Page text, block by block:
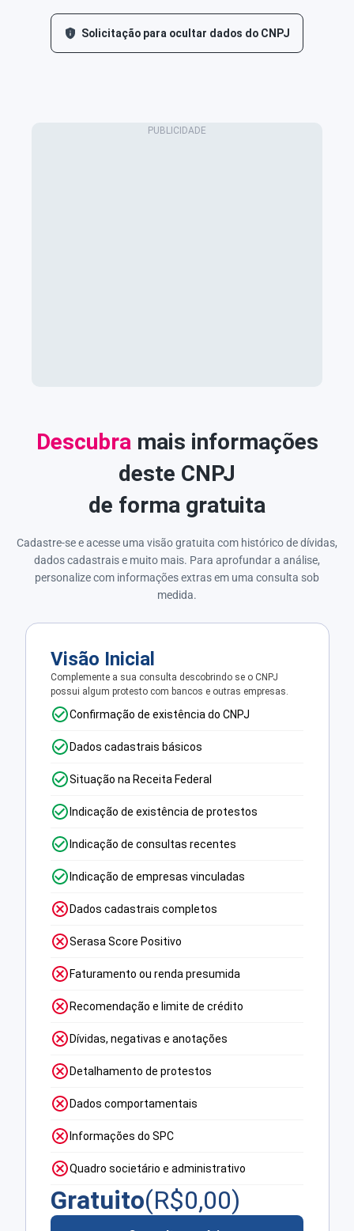
Solicitação para ocultar dados do CNPJ
Descubra mais informações
deste CNPJ
de forma gratuita
Cadastre-se e acesse uma visão gratuita com histórico de dívidas,
dados cadastrais e muito mais. Para aprofundar a análise,
personalize com informações extras em uma consulta sob
medida.
Visão Inicial
Complemente a sua consulta descobrindo se o CNPJ
possui algum protesto com bancos e outras empresas.
Confirmação de existência do CNPJ
Dados cadastrais básicos
Situação na Receita Federal
Indicação de existência de protestos
Indicação de consultas recentes
Indicação de empresas vinculadas
Dados cadastrais completos
Serasa Score Positivo
Faturamento ou renda presumida
Recomendação e limite de crédito
Dívidas, negativas e anotações
Detalhamento de protestos
Dados comportamentais
Informações do SPC
Quadro societário e administrativo
Gratuito(R$0,00)